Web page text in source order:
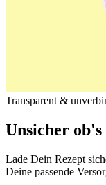
Transparent &
Unsicher
Lade Dein Rezept
Deine passende